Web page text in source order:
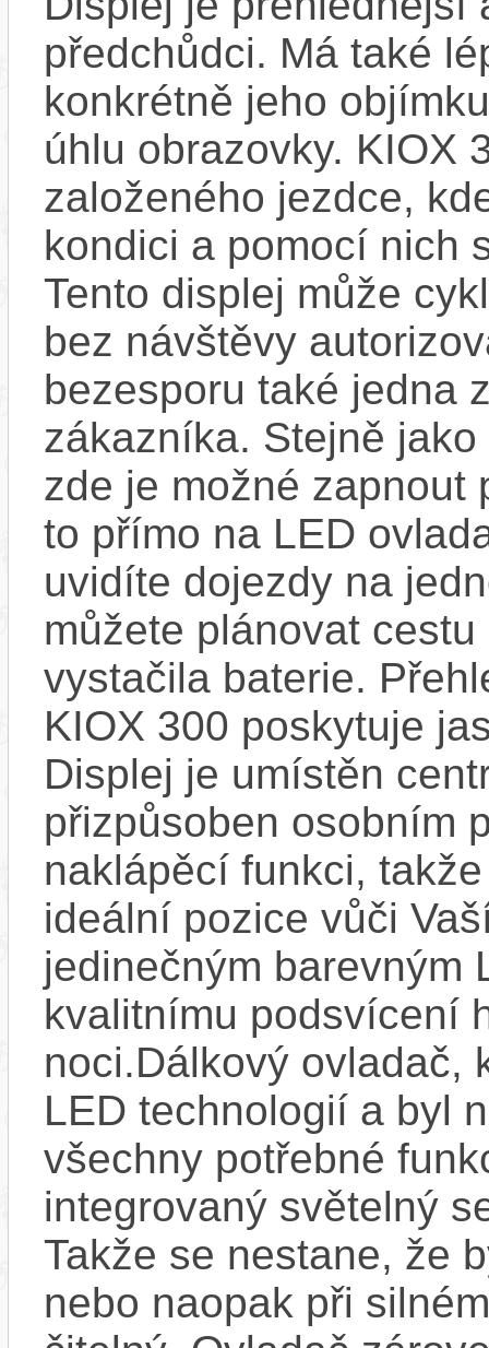
předchůdci. Má také
konkrétně jeho
úhlu obrazovky. KIOX
založeného jezdce,
kondici a pomocí nich
Tento displej může
bez návštěvy
bezesporu také jedna
zákazníka. Stejně
zde je možné zapnout
to přímo na LED
uvidíte dojezdy na
můžete plánovat
vystačila baterie.
KIOX 300 poskytuje
Displej je umístěn
přizpůsoben osobním
naklápěcí funkci,
ideální pozice vůči
jedinečným barevným
kvalitnímu podsvícení
noci.Dálkový ovladač,
LED technologií a byl
všechny potřebné
integrovaný světelný
Takže se nestane, že
nebo naopak při